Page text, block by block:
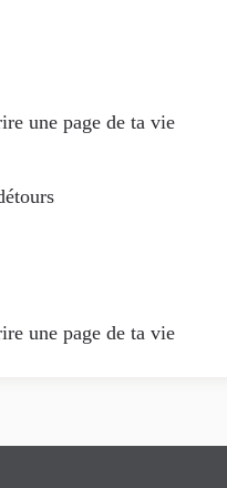
une page de ta vie
une page de ta vie